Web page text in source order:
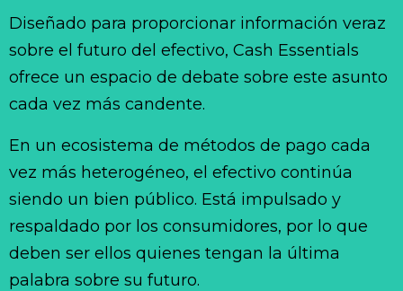
Diseñado para proporcionar información veraz
sobre el futuro del efectivo, Cash Essentials
ofrece un espacio de debate sobre este asunto
cada vez más candente.
En un ecosistema de métodos de pago cada
vez más heterogéneo, el efectivo continúa
siendo un bien público. Está impulsado y
respaldado por los consumidores, por lo que
deben ser ellos quienes tengan la última
palabra sobre su futuro.